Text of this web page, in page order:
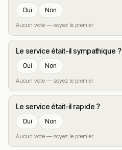
Oui Non
Aucun vote — soyez le premier
Le service était-il sympathique ?
Oui Non
Aucun vote — soyez le premier
Le service était-il rapide ?
Oui Non
Aucun vote — soyez le premier